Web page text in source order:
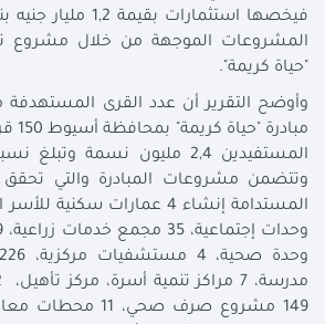
المشروعات الموجهة من خلال مشروع
"حياة كريمة".
وأوضح التقرير أن عدد القرى المستهدفة
وتتضمن مشروعات المبادرة والتي تحقق